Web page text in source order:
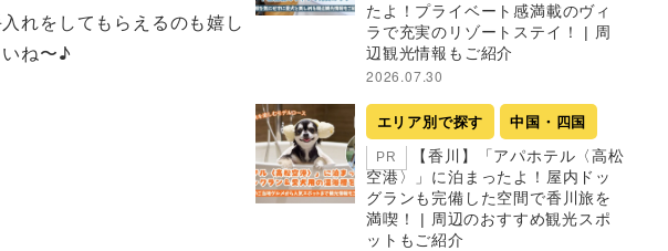
れをしてもらえるのも嬉し
ね〜♪
たよ！プライベート感満載のヴィ
ラで充実のリゾートステイ！ | 周
辺観光情報もご紹介
2026.07.30
エリア別で探す 中国・四国
PR
【香川】「アパホテル〈高松
空港〉」に泊まったよ！屋内ドッ
グランも完備した空間で香川旅を
満喫！ | 周辺のおすすめ観光スポ
ットもご紹介